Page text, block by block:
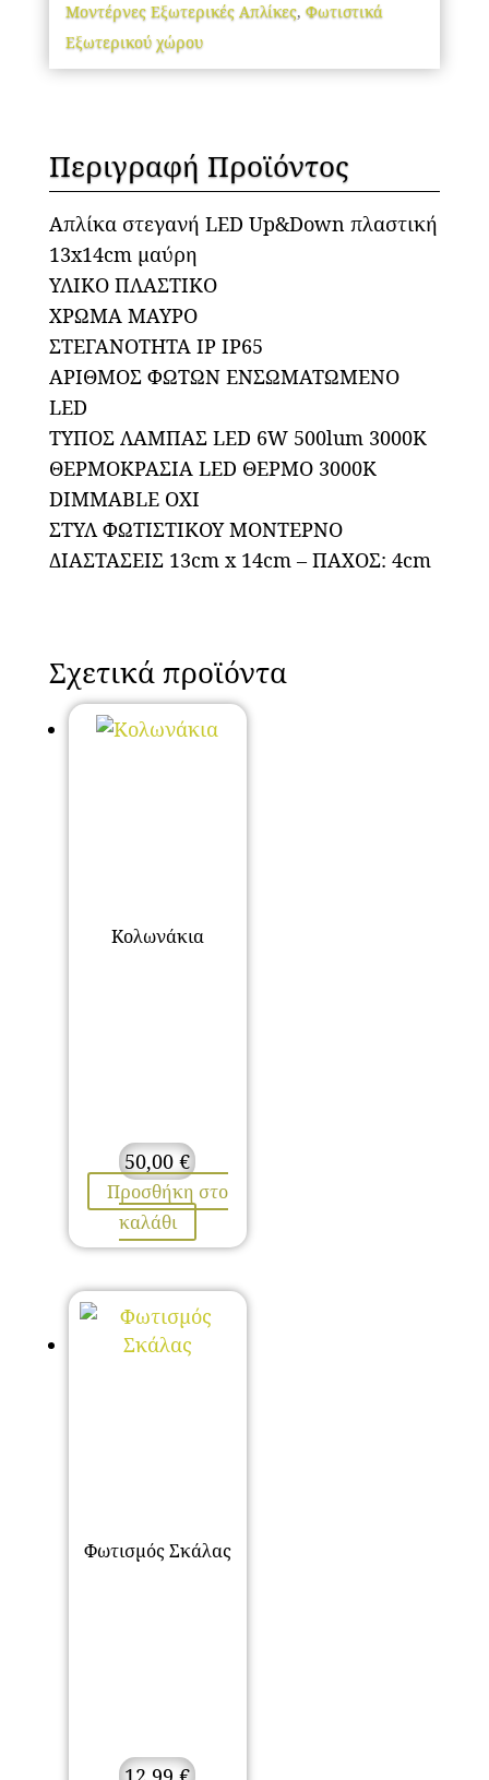
Μοντέρνες Εξωτερικές Απλίκες, Φωτιστικά
Εξωτερικού χώρου
Περιγραφή Προϊόντος
Απλίκα στεγανή LED Up&Down πλαστική
13x14cm μαύρη
ΥΛΙΚΟ ΠΛΑΣΤΙΚΟ
ΧΡΩΜΑ ΜΑΥΡΟ
ΣΤΕΓΑΝΟΤΗΤΑ IP IP65
ΑΡΙΘΜΟΣ ΦΩΤΩΝ ΕΝΣΩΜΑΤΩΜΕΝΟ
LED
ΤΥΠΟΣ ΛΑΜΠΑΣ LED 6W 500lum 3000K
ΘΕΡΜΟΚΡΑΣΙΑ LED ΘΕΡΜΟ 3000K
DIMMABLE ΟΧΙ
ΣΤΥΛ ΦΩΤΙΣΤΙΚΟΥ ΜΟΝΤΕΡΝΟ
ΔΙΑΣΤΑΣΕΙΣ 13cm x 14cm – ΠΑΧΟΣ: 4cm
Σχετικά προϊόντα
Κολωνάκια
50,00€
Προσθήκη στο
καλάθι
Φωτισμός Σκάλας